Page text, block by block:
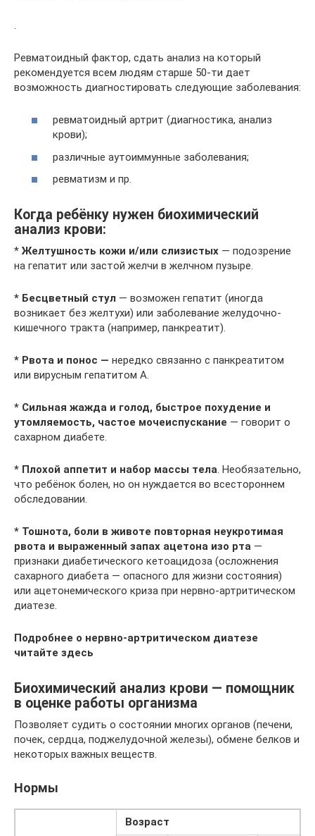
Ревматоидный фактор, сдать анализ на который
рекомендуется всем людям старше 50-ти дает
возможность диагностировать следующие заболевания:
ревматоидный артрит (диагностика, анализ
крови);
различные аутоиммунные заболевания;
ревматизм и пр.
Когда ребёнку нужен биохимический
анализ крови:
* Желтушность кожи и/или слизистых — подозрение
на гепатит или застой желчи в желчном пузыре.
* Бесцветный стул — возможен гепатит (иногда
возникает без желтухи) или заболевание желудочно-
кишечного тракта (например, панкреатит).
* Рвота и понос — нередко связанно с панкреатитом
или вирусным гепатитом А.
* Сильная жажда и голод, быстрое похудение и
утомляемость, частое мочеиспускание — говорит о
сахарном диабете.
* Плохой аппетит и набор массы тела. Необязательно,
что ребёнок болен, но он нуждается во всестороннем
обследовании.
* Тошнота, боли в животе повторная неукротимая
рвота и выраженный запах ацетона изо рта —
признаки диабетического кетоацидоза (осложнения
сахарного диабета — опасного для жизни состояния)
или ацетонемического криза при нервно-артритическом
диатезе.
Подробнее о нервно-артритическом диатезе
читайте здесь
Биохимический анализ крови — помощник
в оценке работы организма
Позволяет судить о состоянии многих органов (печени,
почек, сердца, поджелудочной железы), обмене белков и
некоторых важных веществ.
Нормы
Возраст